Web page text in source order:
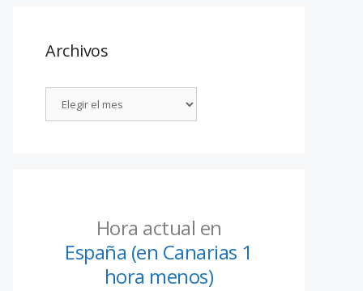
Archivos
Hora actual en
España (en Canarias 1
hora menos)